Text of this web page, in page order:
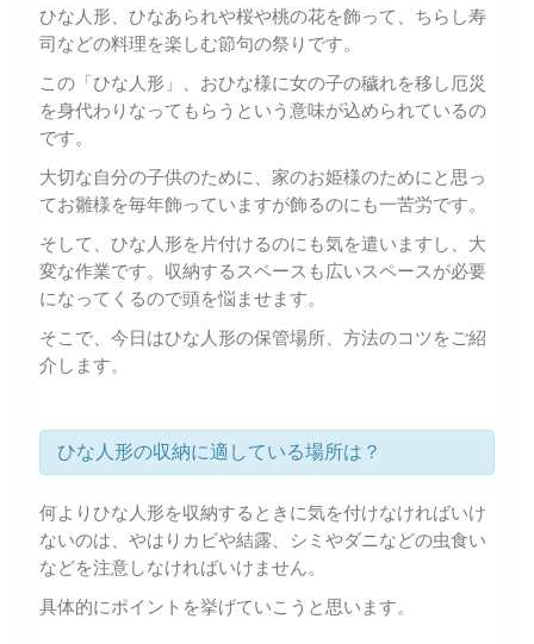
ひな人形、ひなあられや桜や桃の花を飾って、ちらし寿
司などの料理を楽しむ節句の祭りです。
この「ひな人形」、おひな様に女の子の穢れを移し厄災
を身代わりなってもらうという意味が込められているの
です。
大切な自分の子供のために、家のお姫様のためにと思っ
てお雛様を毎年飾っていますが飾るのにも一苦労です。
そして、ひな人形を片付けるのにも気を遣いますし、大
変な作業です。収納するスペースも広いスペースが必要
になってくるので頭を悩ませます。
そこで、今日はひな人形の保管場所、方法のコツをご紹
介します。
ひな人形の収納に適している場所は？
何よりひな人形を収納するときに気を付けなければいけ
ないのは、やはりカビや結露、シミやダニなどの虫食い
などを注意しなければいけません。
具体的にポイントを挙げていこうと思います。